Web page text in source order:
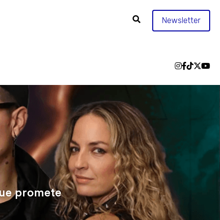
Newsletter
promete